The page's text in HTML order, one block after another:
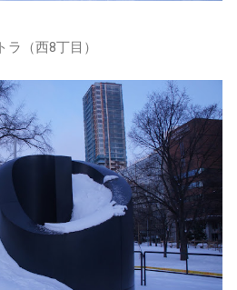
（西8丁目）